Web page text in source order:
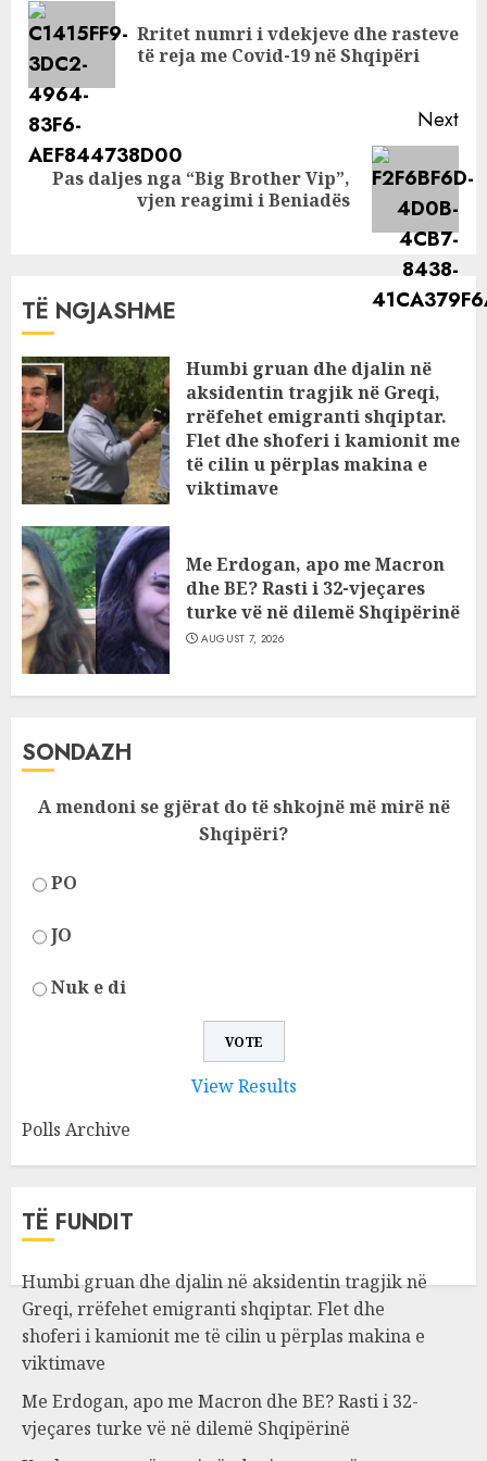
ReadingRritet numri i vdekjeve dhe rasteve
të reja me Covid-19 në Shqipëri
Next
Next
Pas daljes nga “Big Brother Vip”,
vjen reagimi i Beniadës
TË NGJASHME
Humbi gruan dhe djalin në
aksidentin tragjik në Greqi,
rrëfehet emigranti shqiptar.
Flet dhe shoferi i kamionit me
të cilin u përplas makina e
viktimave
Me Erdogan, apo me Macron
dhe BE? Rasti i 32-vjeçares
turke vë në dilemë Shqipërinë
AUGUST 7, 2026
SONDAZH
A mendoni se gjërat do të shkojnë më mirë në
Shqipëri?
PO
JO
Nuk e di
View Results
Polls Archive
TË FUNDIT
Humbi gruan dhe djalin në aksidentin tragjik në
Greqi, rrëfehet emigranti shqiptar. Flet dhe
shoferi i kamionit me të cilin u përplas makina e
viktimave
Me Erdogan, apo me Macron dhe BE? Rasti i 32-
vjeçares turke vë në dilemë Shqipërinë